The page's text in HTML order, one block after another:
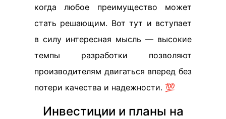
когда любое преимущество может
стать решающим. Вот тут и вступает
в силу интересная мысль — высокие
темпы разработки позволяют
производителям двигаться вперед без
потери качества и надежности. 💯
Инвестиции и планы на